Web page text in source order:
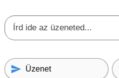
Üzenet